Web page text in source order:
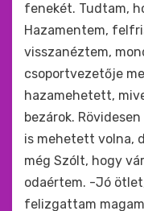
fenekét. Tudtam,
Hazamentem,
visszanéztem,
csoportvezetője
hazamehetett,
bezárok.
is mehetett volna,
még Szólt, hogy
odaértem. -Jó
felizgattam